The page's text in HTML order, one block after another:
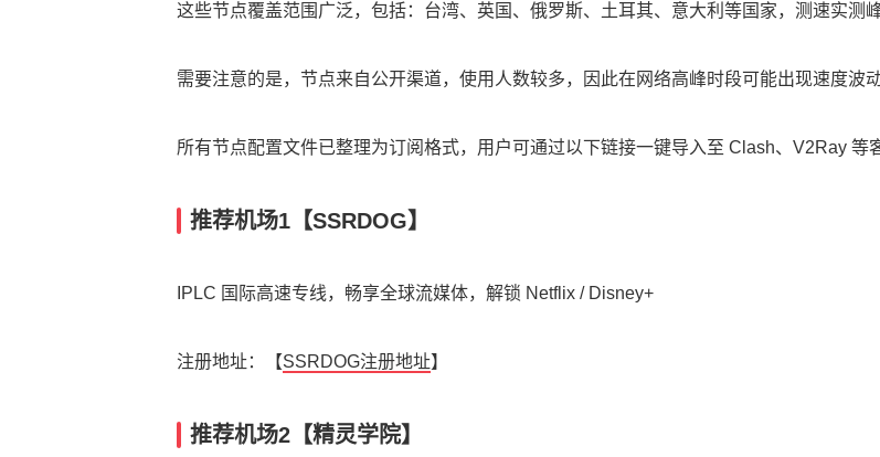
这些节点覆盖范围广泛，包括：台湾、英国、俄罗斯、土耳其、意大利等国家，测速实测
需要注意的是，节点来自公开渠道，使用人数较多，因此在网络高峰时段可能出现速度波
所有节点配置文件已整理为订阅格式，用户可通过以下链接一键导入至 Clash、V2Ray 等
推荐机场1【SSRDOG】
IPLC 国际高速专线，畅享全球流媒体，解锁 Netflix / Disney+
注册地址：【SSRDOG注册地址】
推荐机场2【精灵学院】